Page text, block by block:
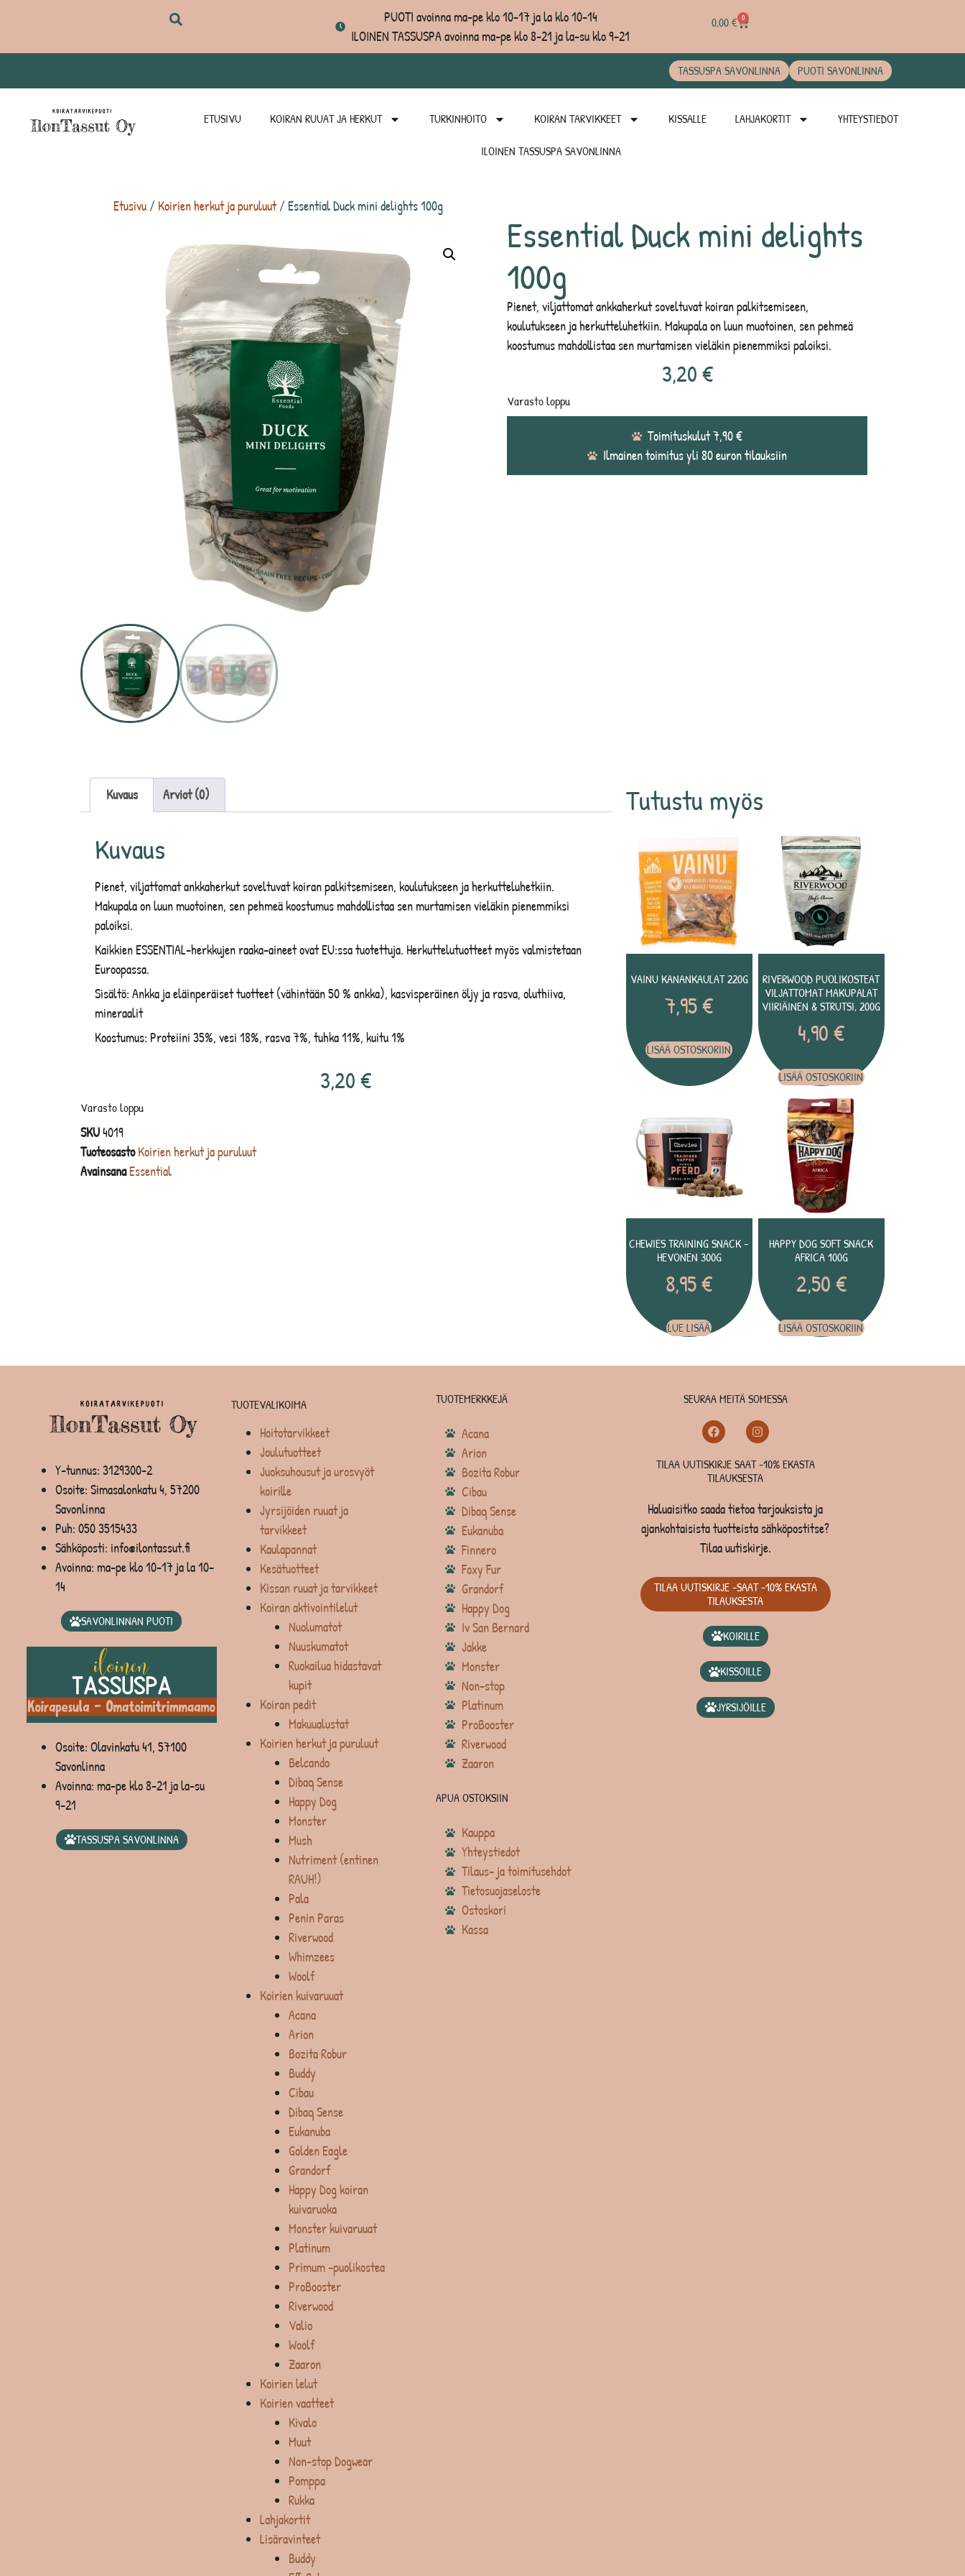
PUOTI avoinna ma-pe klo 10-17 ja la klo 10-14
ILOINEN TASSUSPA avoinna ma-pe klo 8-21 ja la-su klo 9-21
0,00€ 0
TASSUSPA SAVONLINNA PUOTI SAVONLINNA
ETUSIVU KOIRAN RUUAT JA HERKUT TURKINHOITO KOIRAN TARVIKKEET KISSALLE LAHJAKORTIT YHTEYSTIEDOT
ILOINEN TASSUSPA SAVONLINNA
Etusivu/Koirien herkut ja puruluut/ Essential Duck mini delights 100g
Essential Duck mini delights
100g
Pienet, viljattomat ankkaherkut soveltuvat koiran palkitsemiseen,
koulutukseen ja herkutteluhetkiin. Makupala on luun muotoinen, sen pehmeä
koostumus mahdollistaa sen murtamisen vieläkin pienemmiksi paloiksi.
3,20€
Varasto loppu
Toimituskulut 7,90 €
Ilmainen toimitus yli 80 euron tilauksiin
Tutustu myös
VAINU KANANKAULAT 220G
7,95€
LISÄÄ OSTOSKORIIN
RIVERWOOD PUOLIKOSTEAT
VILJATTOMAT MAKUPALAT
VIIRIÄINEN & STRUTSI, 200G
4,90€
LISÄÄ OSTOSKORIIN
CHEWIES TRAINING SNACK –
HEVONEN 300G
8,95€
LUE LISÄÄ
HAPPY DOG SOFT SNACK
AFRICA 100G
2,50€
LISÄÄ OSTOSKORIIN
Kuvaus Arviot (0)
Kuvaus
Pienet, viljattomat ankkaherkut soveltuvat koiran palkitsemiseen, koulutukseen ja herkutteluhetkiin.
Makupala on luun muotoinen, sen pehmeä koostumus mahdollistaa sen murtamisen vieläkin pienemmiksi
paloiksi.
Kaikkien ESSENTIAL-herkkujen raaka-aineet ovat EU:ssa tuotettuja. Herkuttelutuotteet myös valmistetaan
Euroopassa.
Sisältö: Ankka ja eläinperäiset tuotteet (vähintään 50 % ankka), kasvisperäinen öljy ja rasva, oluthiiva,
mineraalit
Koostumus: Proteiini 35%, vesi 18%, rasva 7%, tuhka 11%, kuitu 1%
3,20€
Varasto loppu
SKU4019
Tuoteosasto Koirien herkut ja puruluut
AvainsanaEssential
Y-tunnus: 3129300-2
Osoite: Simasalonkatu 4, 57200
Savonlinna
Puh: 050 3515433
Sähköposti: info@ilontassut.fi
Avoinna: ma-pe klo 10-17 ja la 10-
14
SAVONLINNAN PUOTI
Osoite: Olavinkatu 41, 57100
Savonlinna
Avoinna: ma-pe klo 8-21 ja la-su
9-21
TASSUSPA SAVONLINNA
TUOTEVALIKOIMA
Hoitotarvikkeet
Joulutuotteet
Juoksuhousut ja urosvyöt
koirille
Jyrsijöiden ruuat ja
tarvikkeet
Kaulapannat
Kesätuotteet
Kissan ruuat ja tarvikkeet
Koiran aktivointilelut
Nuolumatot
Nuuskumatot
Ruokailua hidastavat
kupit
Koiran pedit
Makuualustat
Koirien herkut ja puruluut
Belcando
Dibaq Sense
Happy Dog
Monster
Mush
Nutriment (entinen
RAUH!)
Pala
Penin Paras
Riverwood
Whimzees
Woolf
Koirien kuivaruuat
Acana
Arion
Bozita Robur
Buddy
Cibau
Dibaq Sense
Eukanuba
Golden Eagle
Grandorf
Happy Dog koiran
kuivaruoka
Monster kuivaruuat
Platinum
Primum -puolikostea
ProBooster
Riverwood
Valio
Woolf
Zaaron
Koirien lelut
Koirien vaatteet
Kivalo
Muut
Non-stop Dogwear
Pomppa
Rukka
Lahjakortit
Lisäravinteet
Buddy
TUOTEMERKKEJÄ
Acana
Arion
Bozita Robur
Cibau
Dibaq Sense
Eukanuba
Finnero
Foxy Fur
Grandorf
Happy Dog
Iv San Bernard
Jakke
Monster
Non-stop
Platinum
ProBooster
Riverwood
Zaaron
APUA OSTOKSIIN
Kauppa
Yhteystiedot
Tilaus- ja toimitusehdot
Tietosuojaseloste
Ostoskori
Kassa
SEURAA MEITÄ SOMESSA
TILAA UUTISKIRJE SAAT -10% EKASTA
TILAUKSESTA
Haluaisitko saada tietoa tarjouksista ja
ajankohtaisista tuotteista sähköpostitse?
Tilaa uutiskirje.
TILAA UUTISKIRJE -SAAT -10% EKASTA
TILAUKSESTA
KOIRILLE
KISSOILLE
JYRSIJÖILLE